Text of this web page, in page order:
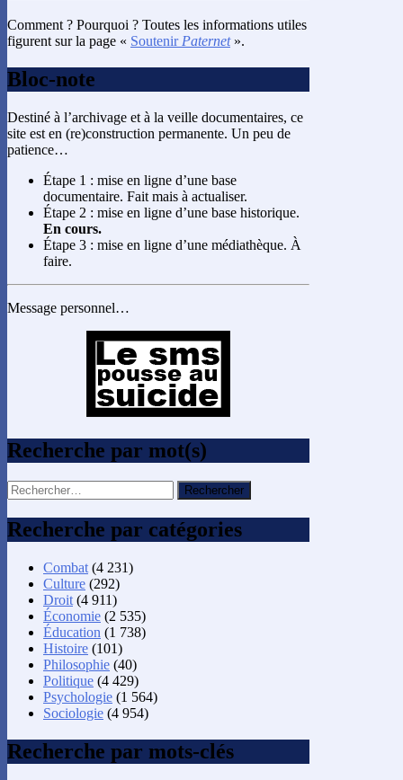
Comment ? Pourquoi ? Toutes les informations utiles
figurent sur la page « Soutenir Paternet».
Bloc-note
Destiné à l’archivage et à la veille documentaires, ce
site est en (re)construction permanente. Un peu de
patience…
Étape 1 : mise en ligne d’une base
documentaire. Fait mais à actualiser.
Étape 2 : mise en ligne d’une base historique.
En cours.
Étape 3 : mise en ligne d’une médiathèque. À
faire.
Message personnel…
Recherche par mot(s)
Rechercher :
Recherche par catégories
Combat (4 231)
Culture (292)
Droit (4 911)
Économie (2 535)
Éducation (1 738)
Histoire (101)
Philosophie (40)
Politique (4 429)
Psychologie (1 564)
Sociologie (4 954)
Recherche par mots-clés